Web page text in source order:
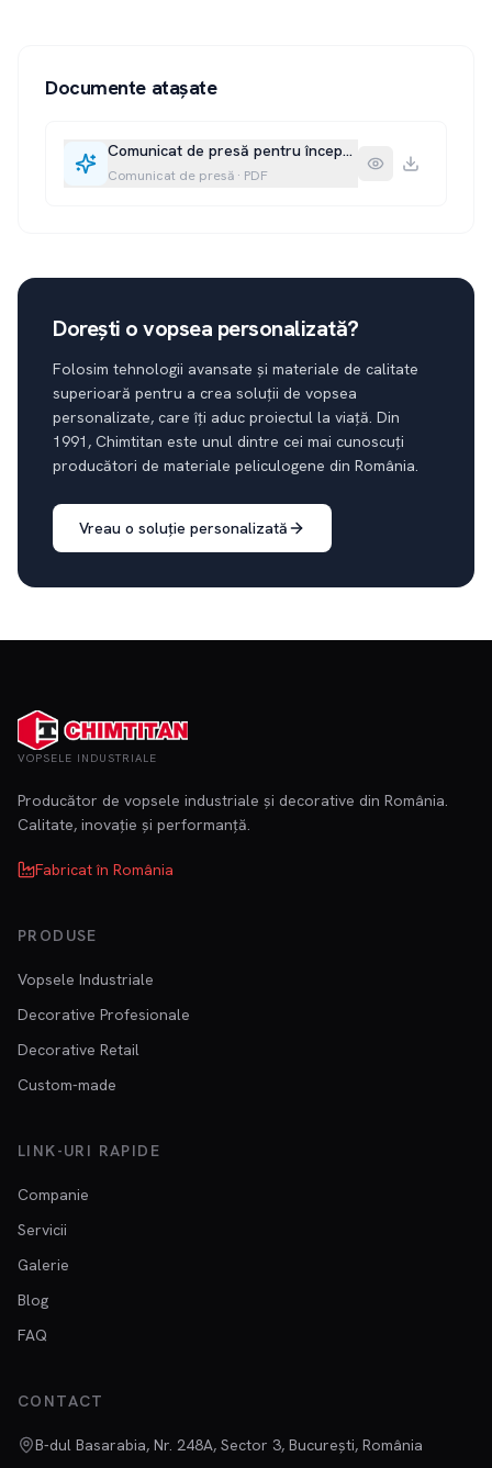
Documente atașate
Comunicat de presă pentru începerea proiectului
Comunicat de presă · PDF
Dorești o vopsea personalizată?
Folosim tehnologii avansate și materiale de calitate
superioară pentru a crea soluții de vopsea
personalizate, care îți aduc proiectul la viață. Din
1991, Chimtitan este unul dintre cei mai cunoscuți
producători de materiale peliculogene din România.
Vreau o soluție personalizată
VOPSELE INDUSTRIALE
Producător de vopsele industriale și decorative din România.
Calitate, inovație și performanță.
Fabricat în România
PRODUSE
Vopsele Industriale
Decorative Profesionale
Decorative Retail
Custom-made
LINK-URI RAPIDE
Companie
Servicii
Galerie
Blog
FAQ
CONTACT
B-dul Basarabia, Nr. 248A, Sector 3, București, România